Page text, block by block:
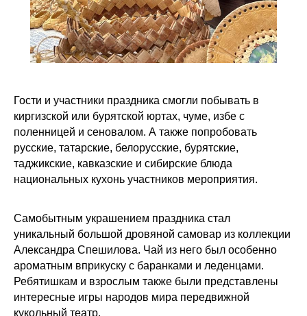
Гости и участники праздника смогли побывать в
киргизской или бурятской юртах, чуме, избе с
поленницей и сеновалом. А также попробовать
русские, татарские, белорусские, бурятские,
таджикские, кавказские и сибирские блюда
национальных кухонь участников мероприятия.
Самобытным украшением праздника стал
уникальный большой дровяной самовар из коллекции
Александра Спешилова. Чай из него был особенно
ароматным вприкуску с баранками и леденцами.
Ребятишкам и взрослым также были представлены
интересные игры народов мира передвижной
кукольный театр.